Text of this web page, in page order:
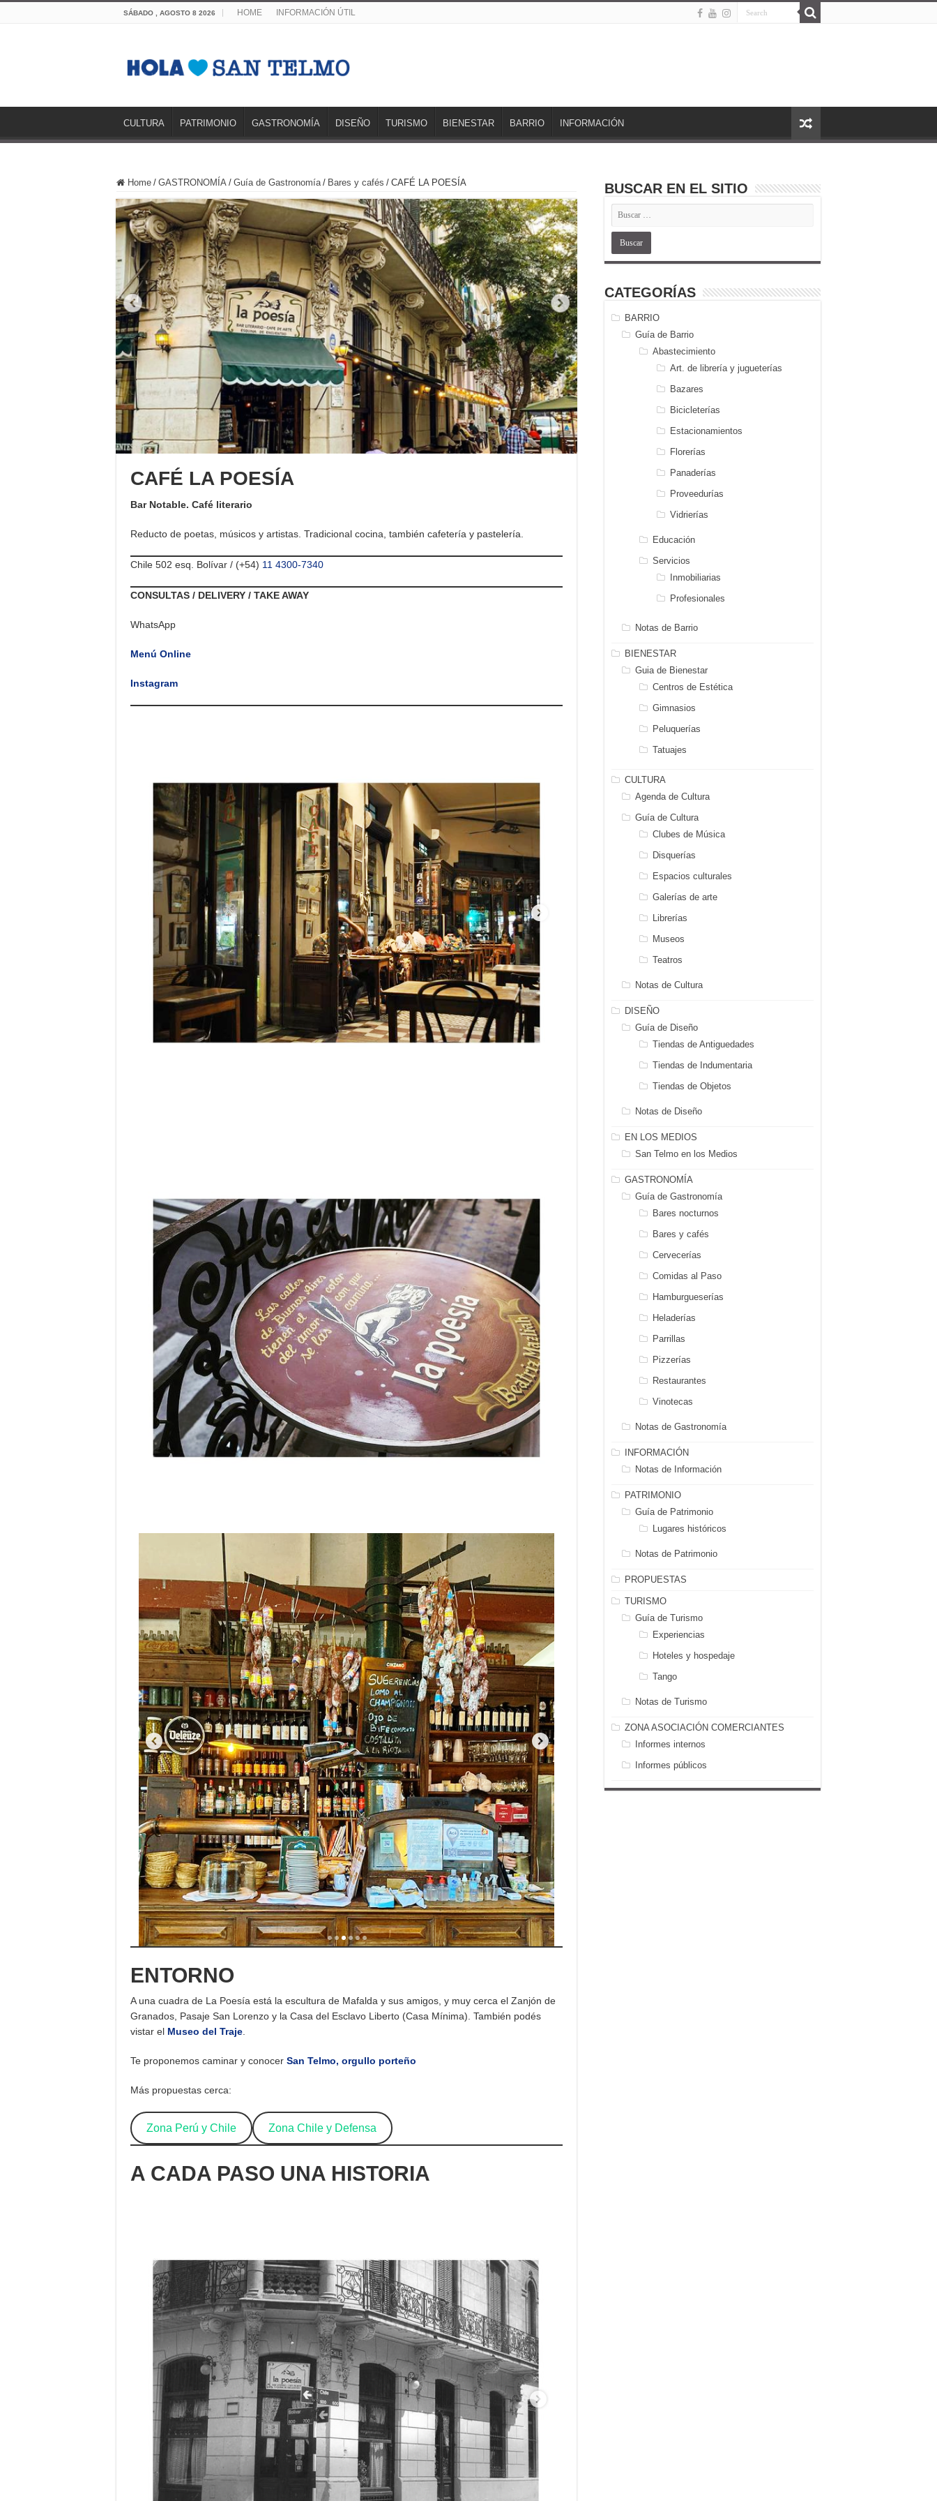
SÁBADO , AGOSTO 8 2026 HOME INFORMACIÓN ÚTIL
CULTURA PATRIMONIO GASTRONOMÍA DISEÑO TURISMO BIENESTAR BARRIO INFORMACIÓN
Home / GASTRONOMÍA / Guía de Gastronomía / Bares y cafés / CAFÉ LA POESÍA
CAFÉ LA POESÍA
Bar Notable. Café literario
Reducto de poetas, músicos y artistas. Tradicional cocina, también cafetería y pastelería.
Chile 502 esq. Bolívar / (+54) 11 4300-7340
CONSULTAS / DELIVERY / TAKE AWAY
WhatsApp
Menú Online
Instagram
ENTORNO
A una cuadra de La Poesía está la escultura de Mafalda y sus amigos, y muy cerca el Zanjón de
Granados, Pasaje San Lorenzo y la Casa del Esclavo Liberto (Casa Mínima). También podés
vistar el Museo del Traje.
Te proponemos caminar y conocer San Telmo, orgullo porteño
Más propuestas cerca:
Zona Perú y Chile Zona Chile y Defensa
A CADA PASO UNA HISTORIA
BUSCAR EN EL SITIO
CATEGORÍAS
BARRIO
Guía de Barrio
Abastecimiento
Art. de librería y jugueterías
Bazares
Bicicleterías
Estacionamientos
Florerías
Panaderías
Proveedurías
Vidrierías
Educación
Servicios
Inmobiliarias
Profesionales
Notas de Barrio
BIENESTAR
Guia de Bienestar
Centros de Estética
Gimnasios
Peluquerías
Tatuajes
CULTURA
Agenda de Cultura
Guía de Cultura
Clubes de Música
Disquerías
Espacios culturales
Galerías de arte
Librerías
Museos
Teatros
Notas de Cultura
DISEÑO
Guía de Diseño
Tiendas de Antiguedades
Tiendas de Indumentaria
Tiendas de Objetos
Notas de Diseño
EN LOS MEDIOS
San Telmo en los Medios
GASTRONOMÍA
Guía de Gastronomía
Bares nocturnos
Bares y cafés
Cervecerías
Comidas al Paso
Hamburgueserías
Heladerías
Parrillas
Pizzerías
Restaurantes
Vinotecas
Notas de Gastronomía
INFORMACIÓN
Notas de Información
PATRIMONIO
Guía de Patrimonio
Lugares históricos
Notas de Patrimonio
PROPUESTAS
TURISMO
Guía de Turismo
Experiencias
Hoteles y hospedaje
Tango
Notas de Turismo
ZONA ASOCIACIÓN COMERCIANTES
Informes internos
Informes públicos